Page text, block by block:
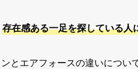
存在感ある一足を探している人
とエアフォースの違いについ